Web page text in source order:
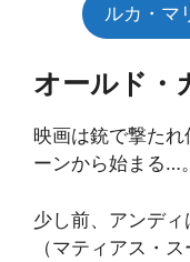
ルカ・マ
オールド・
映画は銃で撃た
ーンから始まる…。
少し前、アンデ
（マティアス・